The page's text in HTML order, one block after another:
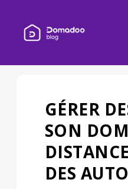
GÉRER
SON
DES